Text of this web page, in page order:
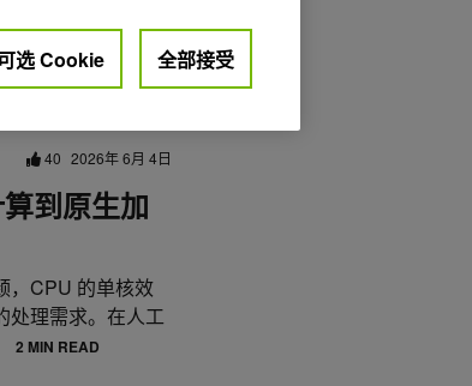
40 2026年 6月 4日
到原生加
，CPU 的单核效
处理需求。在人工
2 MIN READ
选 Cookie 全部接受